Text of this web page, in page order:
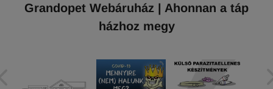
Grandopet Webáruház | Ahonnan a táp
házhoz megy